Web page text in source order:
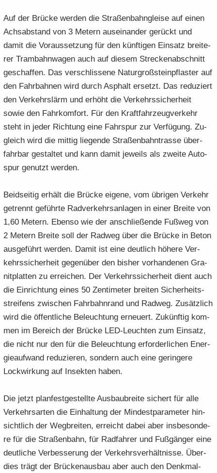
Auf der Brü­cke wer­den die Stra­ßen­bahn­glei­se auf einen
Achs­ab­stand von 3 Me­tern aus­ein­an­der ge­rückt und
damit die Vor­aus­set­zung für den künf­ti­gen Ein­satz brei­te­
rer Tram­bahn­wa­gen auch auf die­sem Stre­cken­ab­schnitt
ge­schaf­fen. Das ver­schlis­se­ne Na­tur­groß­stein­pflas­ter auf
den Fahr­bah­nen wird durch Asphalt er­setzt. Das re­du­ziert
den Ver­kehrs­lärm und er­höht die Ver­kehrs­si­cher­heit
sowie den Fahr­kom­fort. Für den Kraft­fahr­zeug­ver­kehr
steht in jeder Rich­tung eine Fahr­spur zur Ver­fü­gung. Zu­
gleich wird die mit­tig lie­gen­de Stra­ßen­bahn­tras­se über­
fahr­bar ge­stal­tet und kann damit je­weils als zwei­te Au­to­
spur ge­nutzt wer­den.
Beid­sei­tig er­hält die Brü­cke ei­ge­ne, vom üb­ri­gen Ver­kehr
ge­trennt ge­führ­te Rad­ver­kehrs­an­la­gen in einer Brei­te von
1,60 Me­tern. Eben­so wie der an­schlie­ßen­de Fuß­weg von
2 Me­tern Brei­te soll der Rad­weg über die Brü­cke in Beton
aus­ge­führt wer­den. Damit ist eine deut­lich hö­he­re Ver­
kehrs­si­cher­heit ge­gen­über den bis­her vor­han­de­nen Gra­
nit­plat­ten zu er­rei­chen. Der Ver­kehrs­si­cher­heit dient auch
die Ein­rich­tung eines 50 Zen­ti­me­ter brei­ten Si­cher­heits­
strei­fens zwi­schen Fahr­bahn­rand und Rad­weg. Zu­sätz­lich
wird die öf­fent­li­che Be­leuch­tung er­neu­ert. Zu­künf­tig kom­
men im Be­reich der Brü­cke LED-​Leuchten zum Ein­satz,
die nicht nur den für die Be­leuch­tung er­for­der­li­chen En­er­
gie­auf­wand re­du­zie­ren, son­dern auch eine ge­rin­ge­re
Lock­wir­kung auf In­sek­ten haben.
Die jetzt plan­fest­ge­stell­te Aus­bau­brei­te si­chert für alle
Ver­kehrs­ar­ten die Ein­hal­tung der Min­dest­pa­ra­me­ter hin­
sicht­lich der Weg­brei­ten, er­reicht dabei aber ins­be­son­de­
re für die Stra­ßen­bahn, für Rad­fah­rer und Fuß­gän­ger eine
deut­li­che Ver­bes­se­rung der Ver­kehrs­ver­hält­nis­se. Über­
dies trägt der Brü­cken­aus­bau aber auch den Denk­mal­